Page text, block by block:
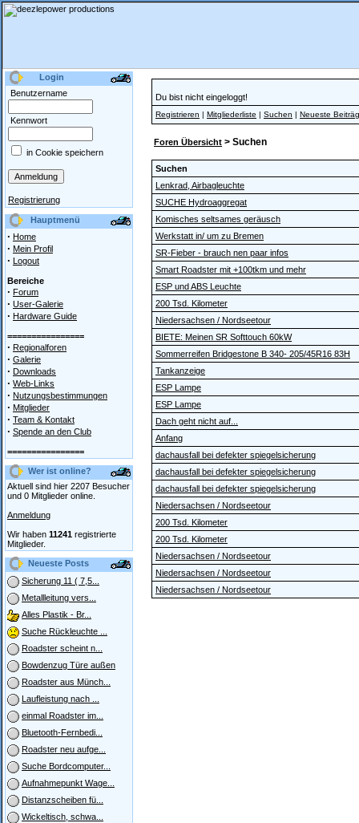
Login
Benutzername
Kennwort
in Cookie speichern
Registrierung
Hauptmenü
· Home
· Mein Profil
· Logout
Bereiche
· Forum
· User-Galerie
· Hardware Guide
================
· Regionalforen
· Galerie
· Downloads
· Web-Links
· Nutzungsbestimmungen
· Mitglieder
· Team & Kontakt
· Spende an den Club
================
Wer ist online?
Aktuell sind hier 2207 Besucher
und 0 Mitglieder online.
Anmeldung
Wir haben 11241 registrierte
Mitglieder.
Neueste Posts
Sicherung 11 ( 7,5...
Metallleitung vers...
Alles Plastik - Br...
Suche Rückleuchte ...
Roadster scheint n...
Bowdenzug Türe außen
Roadster aus Münch...
Laufleistung nach ...
einmal Roadster im...
Bluetooth-Fernbedi...
Roadster neu aufge...
Suche Bordcomputer...
Aufnahmepunkt Wage...
Distanzscheiben fü...
Wickeltisch, schwa...
Du bist nicht eingeloggt!
Registrieren | Mitgliederliste | Suchen | Neueste
Foren Übersicht > Suchen
Suchen
Lenkrad, Airbagleuchte
SUCHE Hydroaggregat
Komisches seltsames geräusch
Werkstatt in/ um zu Bremen
SR-Fieber - brauch nen paar infos
Smart Roadster mit +100tkm und mehr
ESP und ABS Leuchte
200 Tsd. Kilometer
Niedersachsen / Nordseetour
BIETE: Meinen SR Softtouch 60kW
Sommerreifen Bridgestone B 340- 205/45R16 83H
Tankanzeige
ESP Lampe
ESP Lampe
Dach geht nicht auf...
Anfang
dachausfall bei defekter spiegelsicherung
dachausfall bei defekter spiegelsicherung
dachausfall bei defekter spiegelsicherung
Niedersachsen / Nordseetour
200 Tsd. Kilometer
200 Tsd. Kilometer
Niedersachsen / Nordseetour
Niedersachsen / Nordseetour
Niedersachsen / Nordseetour